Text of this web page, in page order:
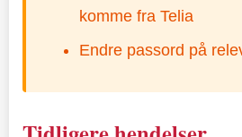
komme fra Telia
Endre passord på